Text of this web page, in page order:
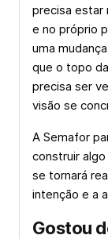
precisa estar
e no próprio
uma
que o topo
precisa ser
visão se
A Semafor
construir
se tornará
intenção e a
Gostou